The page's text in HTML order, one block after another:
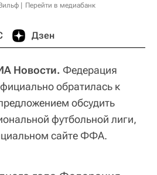
Перейти в медиабанк
Дзен
Новости. Федерация
обратилась к
обсудить
футбольной лиги,
сайте ФФА.